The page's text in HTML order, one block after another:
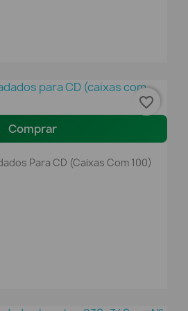
Comprar
Para CD (caixas Com 100)
favorite_border